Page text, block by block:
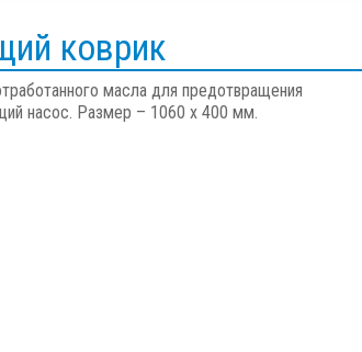
коврик
масла для предотвращения
насос. Размер – 1060 х 400 мм.